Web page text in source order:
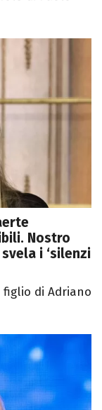
Nostro
i ‘silenzi
di Adriano